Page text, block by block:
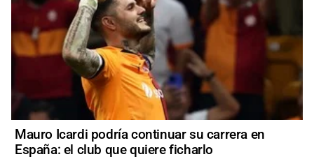
Mauro Icardi podría continuar su carrera en
España: el club que quiere ficharlo